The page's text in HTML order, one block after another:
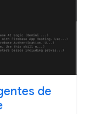
de